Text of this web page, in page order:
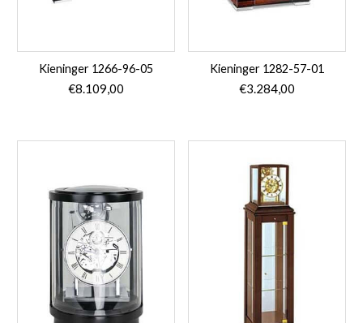
Kieninger 1266-96-05
€8.109,00
Kieninger 1282-57-01
€3.284,00